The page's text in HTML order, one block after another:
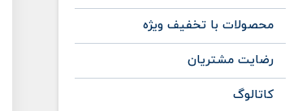
محصولات با تخفیف ویژه
رضایت مشتریان
کاتالوگ